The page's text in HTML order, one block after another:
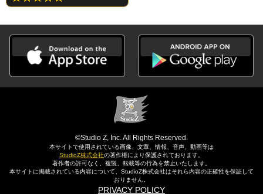
©Studio Z, Inc. All Rights Reserved.
本サイトで使用されている画像、文章、情報、音声、動画等は
StudioZ株式会社の著作権により保護されております。
著作者の許可なく、複製、転載等の行為を禁止いたします。
本サイトに掲載されている内容について、StudioZ株式会社はそれら内容の正確性を保証して
おりません。
PRIVACY POLICY